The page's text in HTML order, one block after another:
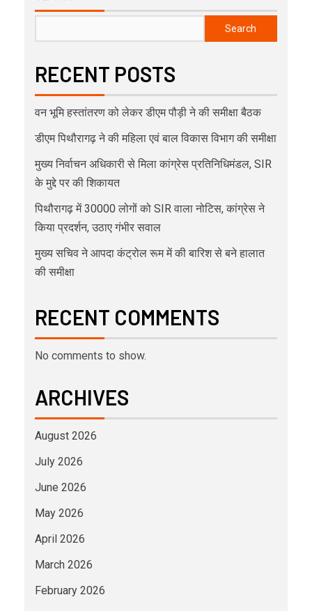
Search
RECENT POSTS
वन भूमि हस्तांतरण को लेकर डीएम पौड़ी ने की समीक्षा बैठक
डीएम पिथौरागढ़ ने की महिला एवं बाल विकास विभाग की समीक्षा
मुख्य निर्वाचन अधिकारी से मिला कांग्रेस प्रतिनिधिमंडल, SIR
के मुद्दे पर की शिकायत
पिथौरागढ़ में 30000 लोगों को SIR वाला नोटिस, कांग्रेस ने
किया प्रदर्शन, उठाए गंभीर सवाल
मुख्य सचिव ने आपदा कंट्रोल रूम में की बारिश से बने हालात
की समीक्षा
RECENT COMMENTS
No comments to show.
ARCHIVES
August 2026
July 2026
June 2026
May 2026
April 2026
March 2026
February 2026